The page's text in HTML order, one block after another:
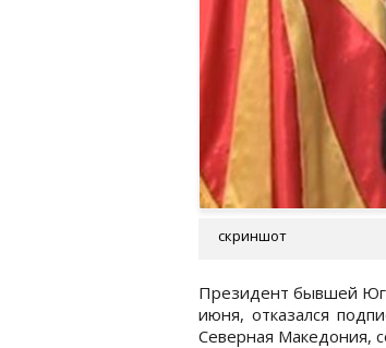
скриншот
Президент бывшей
июня, отказался
Северная Македония,